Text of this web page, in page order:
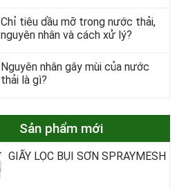
Chỉ tiêu dầu mỡ trong nước thải,
nguyên nhân và cách xử lý?
Nguyên nhân gây mùi của nước
thải là gì?
Sản phẩm mới
GIẤY LỌC BỤI SƠN SPRAYMESH